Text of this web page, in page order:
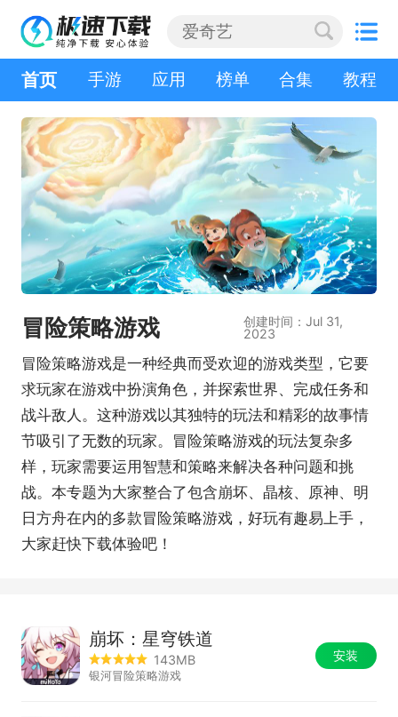
首页 手游 应用 榜单 合集 教程
冒险策略游戏
创建时间：Jul 31,
2023
冒险策略游戏是一种经典而受欢迎的游戏类型，它要
求玩家在游戏中扮演角色，并探索世界、完成任务和
战斗敌人。这种游戏以其独特的玩法和精彩的故事情
节吸引了无数的玩家。冒险策略游戏的玩法复杂多
样，玩家需要运用智慧和策略来解决各种问题和挑
战。本专题为大家整合了包含崩坏、晶核、原神、明
日方舟在内的多款冒险策略游戏，好玩有趣易上手，
大家赶快下载体验吧！
崩坏：星穹铁道
143MB
银河冒险策略游戏
安装